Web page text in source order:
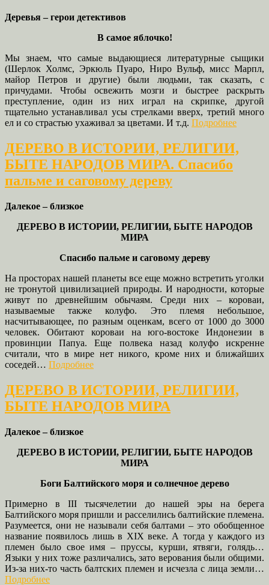
Деревья – герои детективов
В самое яблочко!
Мы знаем, что самые выдающиеся литературные сыщики
(Шерлок Холмс, Эркюль Пуаро, Ниро Вульф, мисс Марпл,
майор Петров и другие) были людьми, так сказать, с
причудами. Чтобы освежить мозги и быстрее раскрыть
преступление, один из них играл на скрипке, другой
тщательно устанавливал усы стрелками вверх, третий много
ел и со страстью ухаживал за цветами. И т.д. Подробнее
ДЕРЕВО В ИСТОРИИ, РЕЛИГИИ,
БЫТЕ НАРОДОВ МИРА. Спасибо
пальме и саговому дереву
Далекое – близкое
ДЕРЕВО В ИСТОРИИ, РЕЛИГИИ, БЫТЕ НАРОДОВ
МИРА
Спасибо пальме и саговому дереву
На просторах нашей планеты все еще можно встретить уголки
не тронутой цивилизацией природы. И народности, которые
живут по древнейшим обычаям. Среди них – короваи,
называемые также колуфо. Это племя небольшое,
насчитывающее, по разным оценкам, всего от 1000 до 3000
человек. Обитают короваи на юго-востоке Индонезии в
провинции Папуа. Еще полвека назад колуфо искренне
считали, что в мире нет никого, кроме них и ближайших
соседей… Подробнее
ДЕРЕВО В ИСТОРИИ, РЕЛИГИИ,
БЫТЕ НАРОДОВ МИРА
Далекое – близкое
ДЕРЕВО В ИСТОРИИ, РЕЛИГИИ, БЫТЕ НАРОДОВ
МИРА
Боги Балтийского моря и солнечное дерево
Примерно вIII тысячелетии до нашей эры на берега
Балтийского моря пришли и расселились балтийские племена.
Разумеется, они не называли себя балтами – это обобщенное
название появилось лишь в XIX веке. А тогда у каждого из
племен было свое имя – пруссы, курши, ятвяги, голядь…
Языки у них тоже различались, зато верования были общими.
Из-за них-то часть балтских племен и исчезла с лица земли…
Подробнее